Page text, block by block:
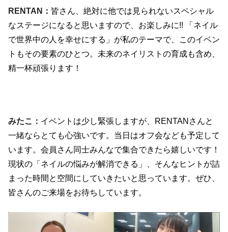
RENTAN： 皆さん、絶対に他では見られないスペシャル
なステージになると思いますので、お楽しみに!!
「ネイル
で世界中の人を幸せにする」が私のテーマで、このイベン
トもその要素のひとつ。未来のネイリストの育成も含め、
精一杯頑張ります！
みたこ： イベントは少し緊張しますが、 RENTAN さんと
一緒ならとても心強いです。当日はオフ会なども予定して
います。会員さん同士みんなで集合できたら嬉しいです！
現状の「ネイルの悩みが解消できる」、そんなヒントが詰
まった時間と空間にしていきたいと思っています。ぜひ、
皆さんのご来場をお待ちしています。